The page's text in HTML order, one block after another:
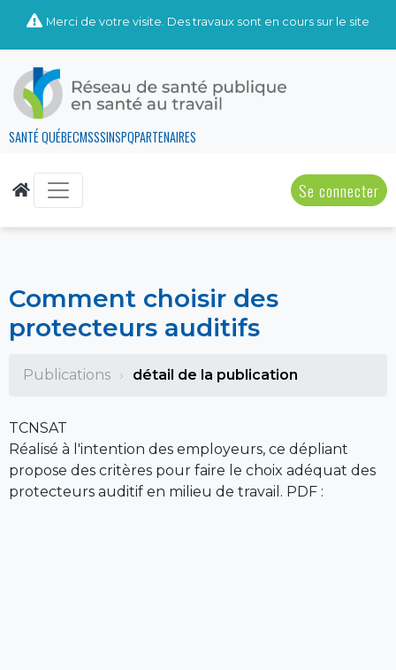
Merci de votre visite. Des travaux sont en cours sur le site
SANTÉ QUÉBECMSSSINSPQPARTENAIRES
Se connecter
Comment choisir des
protecteurs auditifs
Publications détail de la publication
TCNSAT
Réalisé à l'intention des employeurs, ce dépliant
propose des critères pour faire le choix adéquat des
protecteurs auditif en milieu de travail. PDF :